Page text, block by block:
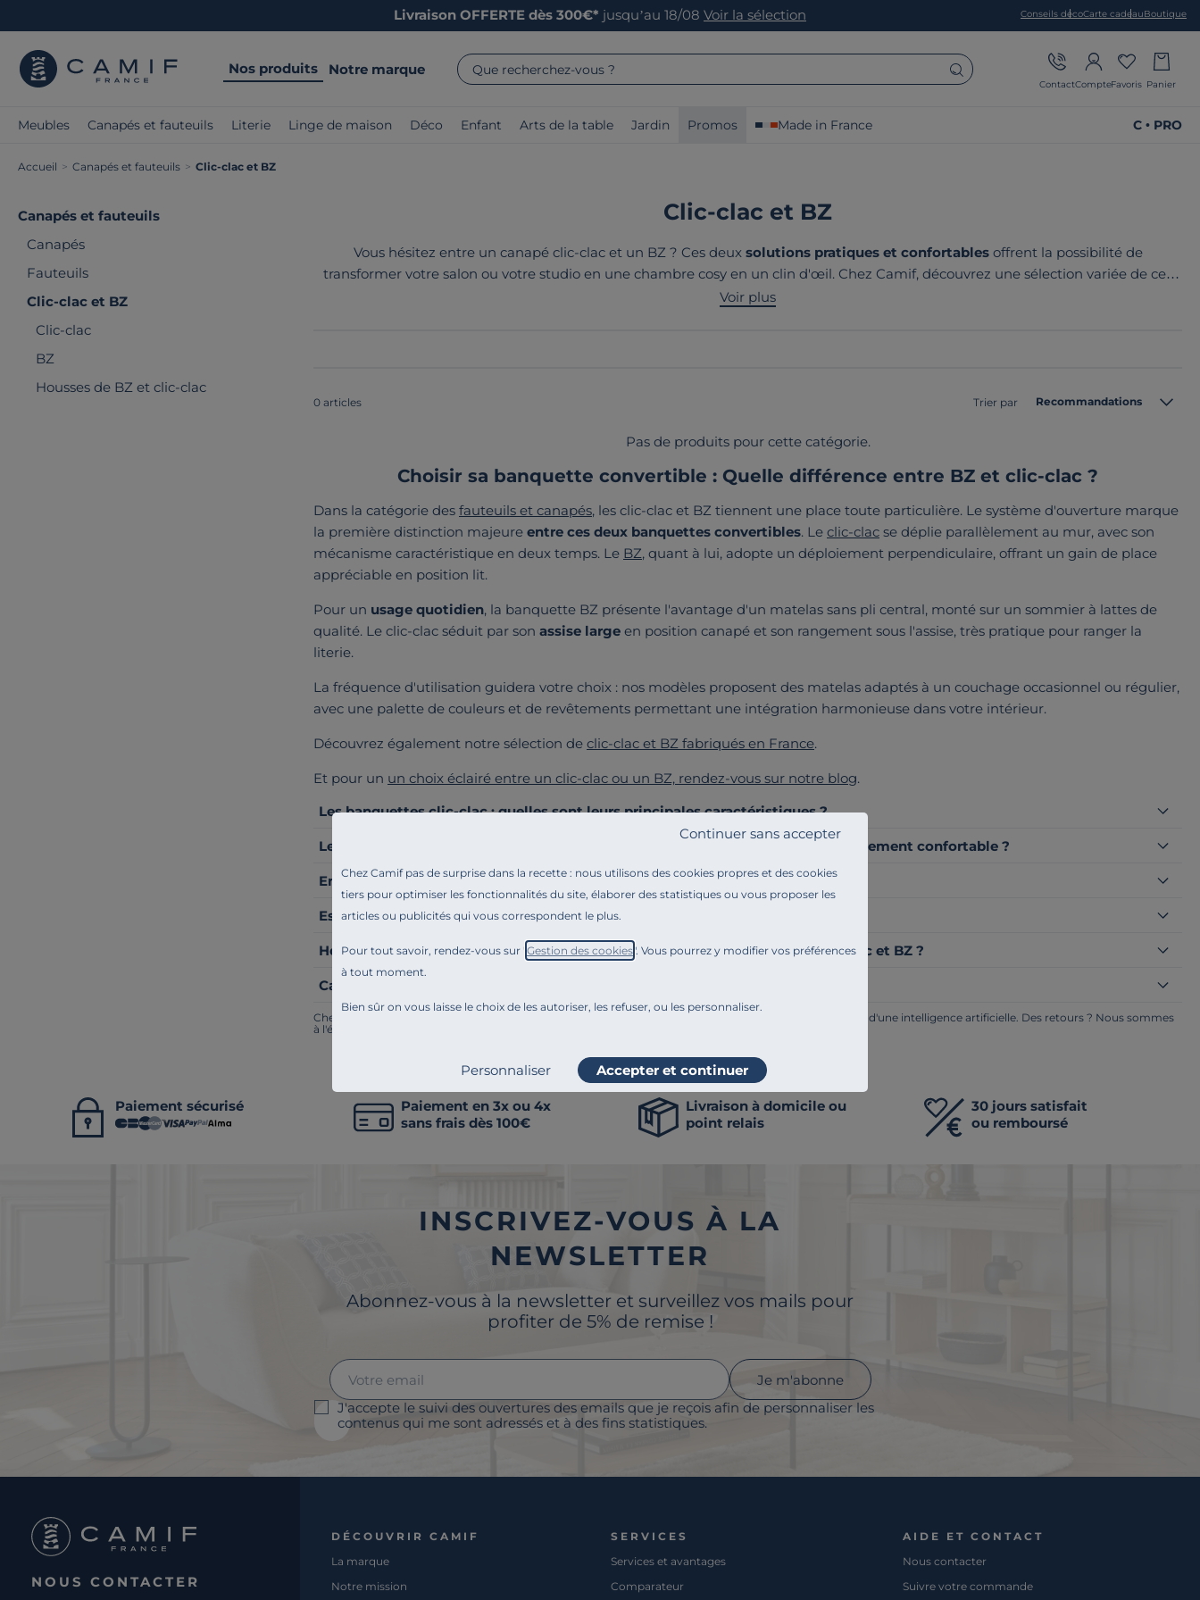
Chez Camif pas de surprise dans la recette : nous utilisons des cookies propres et des cookies
tiers pour optimiser les fonctionnalités du site, élaborer des statistiques ou vous proposer les
articles ou publicités qui vous correspondent le plus.
Pour tout savoir, rendez-vous sur " Gestion des cookies". Vous pourrez y modifier vos préférences
à tout moment.
Bien sûr on vous laisse le choix de les autoriser, les refuser, ou les personnaliser.
Continuer sans accepter
Personnaliser Accepter et continuer
Livraison OFFERTE dès 300€* jusqu’au 18/08 Voir la sélection Conseils décoCarte cadeauBoutique
Nos produits Notre marque Que recherchez-vous ?
ContactCompteFavoris Panier
Meubles Canapés et fauteuils Literie Linge de maison Déco Enfant Arts de la table Jardin Promos Made in France C • PRO
Accueil > Canapés et fauteuils > Clic-clac et BZ
Canapés et fauteuils
Canapés
Fauteuils
Clic-clac et BZ
Clic-clac
BZ
Housses de BZ et clic-clac
Clic-clac et BZ
Vous hésitez entre un canapé clic-clac et un BZ ? Ces deuxsolutions pratiques et confortablesoffrent la possibilité de
transformer votre salon ou votre studio en une chambre cosy en un clin d'œil. Chez Camif, découvrez une sélection variée de ces
modèles adaptés à tous les intérieurs. Chaque clic-clac et BZ propose un confort optimal et un style soigné. Le point commun de
Voir plus
0 articles Trier par Recommandations
Pas de produits pour cette catégorie.
Choisir sa banquette convertible : Quelle différence entre BZ et clic-clac ?
Dans la catégorie des fauteuils et canapés, les clic-clac et BZ tiennent une place toute particulière. Le système d'ouverture marque
la première distinction majeure entre ces deux banquettes convertibles. Le clic-clac se déplie parallèlement au mur, avec son
mécanisme caractéristique en deux temps. Le BZ, quant à lui, adopte un déploiement perpendiculaire, offrant un gain de place
appréciable en position lit.
Pour un usage quotidien, la banquette BZ présente l'avantage d'un matelas sans pli central, monté sur un sommier à lattes de
qualité. Le clic-clac séduit par son assise large en position canapé et son rangement sous l'assise, très pratique pour ranger la
literie.
La fréquence d'utilisation guidera votre choix : nos modèles proposent des matelas adaptés à un couchage occasionnel ou régulier,
avec une palette de couleurs et de revêtements permettant une intégration harmonieuse dans votre intérieur.
Découvrez également notre sélection de clic-clac et BZ fabriqués en France.
Et pour un un choix éclairé entre un clic-clac ou un BZ, rendez-vous sur notre blog.
Les banquettes clic-clac : quelles sont leurs principales caractéristiques ?
Le BZ et son système d'ouverture unique, quels avantages offre-t-il pour un logement confortable ?
Entretien de votre banquette lit : quelles sont les meilleures pratiques ?
Est-ce bon de dormir sur un clic-clac ou un BZ ?
Housse, matelas, entretien : Comment prolonger la durée de vie de vos clic-clac et BZ ?
Canapé lit confortable, clic-clac et BZ : lequel choisir ?
Chez Camif, on innove en permanence. Notre équipe éditoriale a par exemple généré cette page à l'aide d'une intelligence artificielle. Des retours ? Nous sommes
à l'écoute. Tout comme la transparence, l'amélioration continue fait partie de nos engagements.
Paiement sécurisé
Paiement en 3x ou 4x
sans frais dès 100€
Livraison à domicile ou
point relais
30 jours satisfait
ou remboursé
INSCRIVEZ-VOUS À LA
NEWSLETTER
Abonnez-vous à la newsletter et surveillez vos mails pour
profiter de 5% de remise !
J'accepte le suivi des ouvertures des emails que je reçois afin de personnaliser les
contenus qui me sont adressés et à des fins statistiques.
Je m'abonne
NOUS CONTACTER
DÉCOUVRIR CAMIF
La marque
Notre mission
SERVICES
Services et avantages
Comparateur
AIDE ET CONTACT
Nous contacter
Suivre votre commande